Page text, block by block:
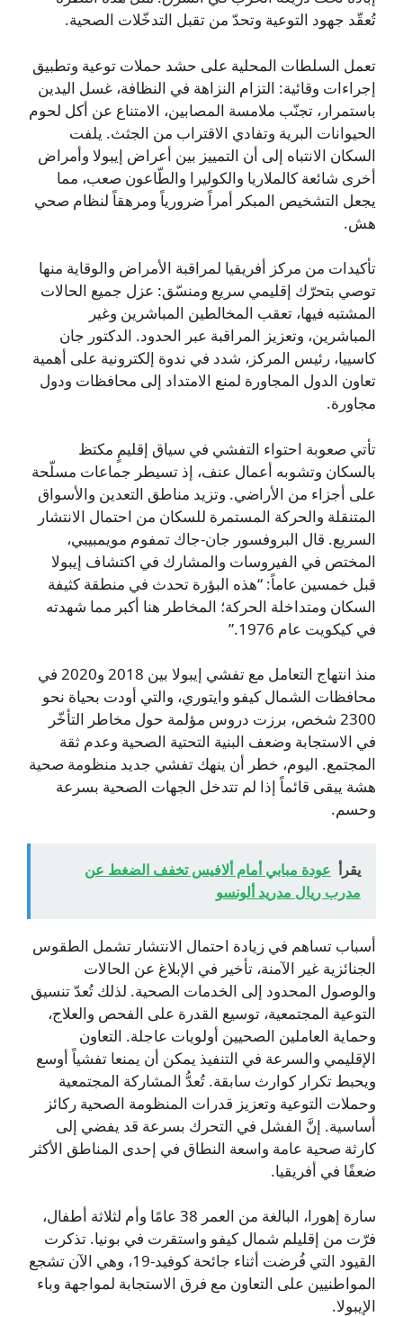
تُعقّد جهود التوعية وتحدّ من تقبل التدخّلات الصحية.
تعمل السلطات المحلية على حشد حملات توعية وتطبيق
إجراءات وقائية: التزام النزاهة في النظافة، غسل اليدين
باستمرار، تجنّب ملامسة المصابين، الامتناع عن أكل لحوم
الحيوانات البرية وتفادي الاقتراب من الجثث. يلفت
السكان الانتباه إلى أن التمييز بين أعراض إيبولا وأمراض
أخرى شائعة كالملاريا والكوليرا والطّاعون صعب، مما
يجعل التشخيص المبكر أمراً ضرورياً ومرهقاً لنظام صحي
هش.
تأكيدات من مركز أفريقيا لمراقبة الأمراض والوقاية منها
توصي بتحرّك إقليمي سريع ومنسّق: عزل جميع الحالات
المشتبه فيها، تعقب المخالطين المباشرين وغير
المباشرين، وتعزيز المراقبة عبر الحدود. الدكتور جان
كاسييا، رئيس المركز، شدد في ندوة إلكترونية على أهمية
تعاون الدول المجاورة لمنع الامتداد إلى محافظات ودول
مجاورة.
تأتي صعوبة احتواء التفشي في سياق إقليمٍ مكتظ
بالسكان وتشوبه أعمال عنف، إذ تسيطر جماعات مسلّحة
على أجزاء من الأراضي. وتزيد مناطق التعدين والأسواق
المتنقلة والحركة المستمرة للسكان من احتمال الانتشار
السريع. قال البروفسور جان-جاك تمفوم مويمبيبي،
المختص في الفيروسات والمشارك في اكتشاف إيبولا
قبل خمسين عاماً: “هذه البؤرة تحدث في منطقة كثيفة
السكان ومتداخلة الحركة؛ المخاطر هنا أكبر مما شهدته
في كيكويت عام 1976.”
منذ انتهاج التعامل مع تفشي إيبولا بين 2018 و2020 في
محافظات الشمال كيفو وايتوري، والتي أودت بحياة نحو
2300 شخص، برزت دروس مؤلمة حول مخاطر التأخّر
في الاستجابة وضعف البنية التحتية الصحية وعدم ثقة
المجتمع. اليوم، خطر أن ينهك تفشي جديد منظومة صحية
هشة يبقى قائماً إذا لم تتدخل الجهات الصحية بسرعة
وحسم.
يقرأ عودة مبابي أمام ألافيس تخفف الضغط عن
مدرب ريال مدريد ألونسو
أسباب تساهم في زيادة احتمال الانتشار تشمل الطقوس
الجنائزية غير الآمنة، تأخير في الإبلاغ عن الحالات
والوصول المحدود إلى الخدمات الصحية. لذلك تُعدّ تنسيق
التوعية المجتمعية، توسيع القدرة على الفحص والعلاج،
وحماية العاملين الصحيين أولويات عاجلة. التعاون
الإقليمي والسرعة في التنفيذ يمكن أن يمنعا تفشياً أوسع
ويحبط تكرار كوارث سابقة. تُعدُّ المشاركة المجتمعية
وحملات التوعية وتعزيز قدرات المنظومة الصحية ركائز
أساسية. إنَّ الفشل في التحرك بسرعة قد يفضي إلى
كارثة صحية عامة واسعة النطاق في إحدى المناطق الأكثر
ضعفًا في أفريقيا.
سارة إهورا، البالغة من العمر 38 عامًا وأم لثلاثة أطفال،
فرّت من إقليلم شمال كيفو واستقرت في بونيا. تذكرت
القيود التي فُرضت أثناء جائحة كوفيد-19، وهي الآن تشجع
المواطنيين على التعاون مع فرق الاستجابة لمواجهة وباء
الإيبولا.